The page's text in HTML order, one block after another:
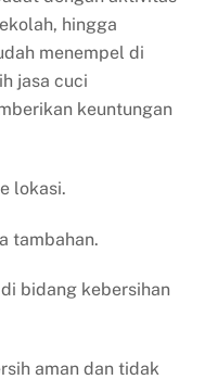
hingga
menempel di
jasa cuci
keuntungan
lokasi.
tambahan.
bidang kebersihan
aman dan tidak